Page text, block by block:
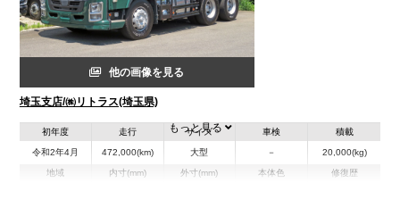
他の画像を見る
埼玉支店/㈱リトラス(埼玉県)
初年度
令和2年4月
走行
472,000(km)
サイズ
大型
車検
－
積載
20,000(kg)
地域 内寸(mm) 外寸(mm) 本体色 修復歴
もっと見る